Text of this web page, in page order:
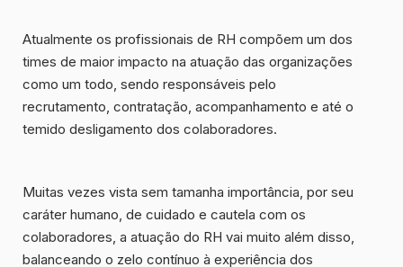
Atualmente os profissionais de RH compõem um dos
times de maior impacto na atuação das organizações
como um todo, sendo responsáveis pelo
recrutamento, contratação, acompanhamento e até o
temido desligamento dos colaboradores.
Muitas vezes vista sem tamanha importância, por seu
caráter humano, de cuidado e cautela com os
colaboradores, a atuação do RH vai muito além disso,
balanceando o zelo contínuo à experiência dos